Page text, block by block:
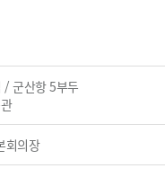
/ 군산항 5부두
회의장